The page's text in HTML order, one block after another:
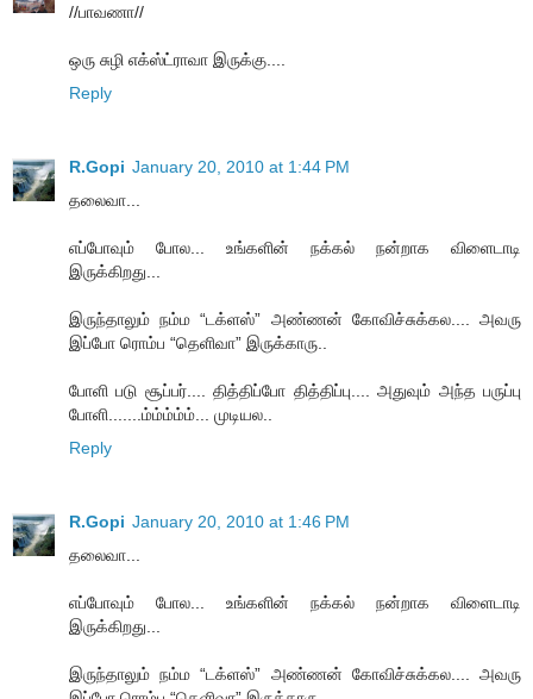
//பாவணா//
ஒரு சுழி எக்ஸ்ட்ராவா இருக்கு....
Reply
R.Gopi January 20, 2010 at 1:44 PM
தலைவா...
எப்போவும் போல... உங்களின் நக்கல் நன்றாக விளைடாடி
இருக்கிறது...
இருந்தாலும் நம்ம “டக்ளஸ்” அண்ணன் கோவிச்சுக்கல.... அவரு
இப்போ ரொம்ப “தெளிவா” இருக்காரு..
போளி படு சூப்பர்.... தித்திப்போ தித்திப்பு.... அதுவும் அந்த பருப்பு
போளி.......ம்ம்ம்ம்ம்... முடியல..
Reply
R.Gopi January 20, 2010 at 1:46 PM
தலைவா...
எப்போவும் போல... உங்களின் நக்கல் நன்றாக விளைடாடி
இருக்கிறது...
இருந்தாலும் நம்ம “டக்ளஸ்” அண்ணன் கோவிச்சுக்கல.... அவரு